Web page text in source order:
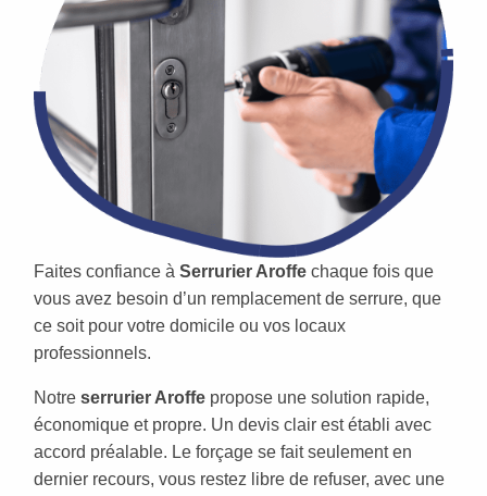
Faites confiance à Serrurier Aroffe chaque fois que
vous avez besoin d’un remplacement de serrure, que
ce soit pour votre domicile ou vos locaux
professionnels.
Notre serrurier Aroffe propose une solution rapide,
économique et propre. Un devis clair est établi avec
accord préalable. Le forçage se fait seulement en
dernier recours, vous restez libre de refuser, avec une